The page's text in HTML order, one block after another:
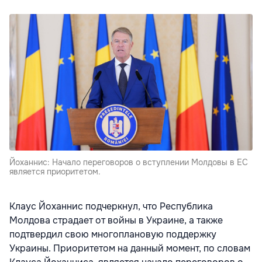
Йоханнис: Начало переговоров о вступлении Молдовы в ЕС
является приоритетом.
Клаус Йоханнис подчеркнул, что Республика
Молдова страдает от войны в Украине, а также
подтвердил свою многоплановую поддержку
Украины. Приоритетом на данный момент, по словам